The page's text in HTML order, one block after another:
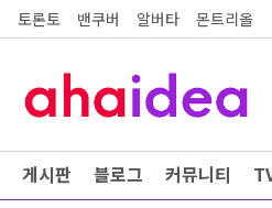
토론토 밴쿠버 알버타 몬트리올
게시판 블로그 커뮤니티